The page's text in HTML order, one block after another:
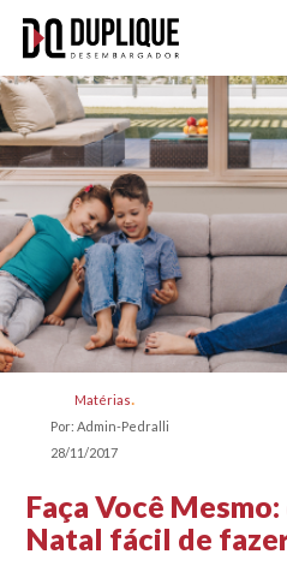
Matérias
Por: Admin-Pedralli
28/11/2017
Faça Você
Natal fácil de